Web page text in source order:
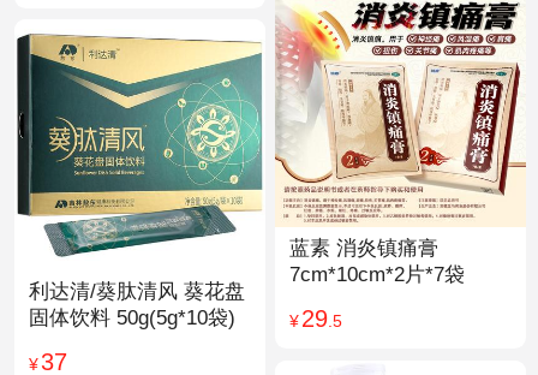
蓝素 消炎镇痛膏
7cm*10cm*2片*7袋
¥29.5
利达清/葵肽清风 葵花盘
固体饮料 50g(5g*10袋)
¥37